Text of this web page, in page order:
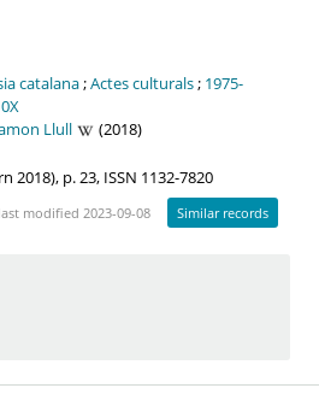
catalana;Actes culturals; 1975-
Llull
(2018)
2018), p. 23, ISSN 1132-7820
modified 2023-09-08 Similar records